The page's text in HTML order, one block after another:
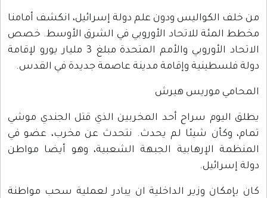
من خلف الكواليس ودون علم دولة إسرائيل، انكشف أمامنا
مخطط المئة للاتحاد الأوروبي في الشرق الأوسط. خصص
الاتحاد الأوروبي والأمم المتحدة مبلغ 3 مليار يورو لإقامة
دولة فلسطينية وإقامة مدينة عاصمة جديدة في القدس.
المحامي موريس هيرش
يطلق اليوم سراح أحد المخربين الذي قتل الجندي موشي
تمام، وكأن شيئا لم يحدث. نتحدث عن مخرب، عضو في
المنظمة الإرهابية الجبهة الشعبية، وهو أيضا مواطن
دولة إسرائيل.
كان بإمكان وزير الداخلية ان يبادر لعملية سحب مواطنة